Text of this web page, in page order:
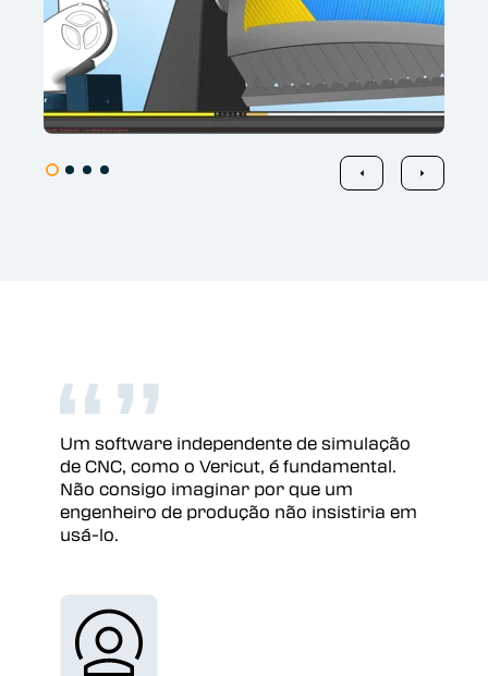
Um software independente de simulação
de CNC, como o Vericut, é fundamental.
Não consigo imaginar por que um
engenheiro de produção não insistiria em
usá-lo.